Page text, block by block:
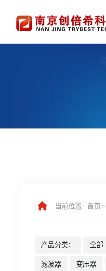
当前位置: 首页 >
产品分类： 全部
滤波器 变压器